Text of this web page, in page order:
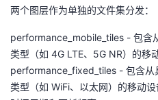
两个图层作为单独的文件集分发：
performance_mobile_tiles - 包含
类型（如 4G LTE、5G NR）的移
performance_fixed_tiles - 包含从
类型（如 WiFi、以太网）的移动设